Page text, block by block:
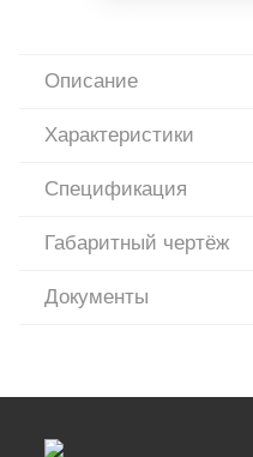
Описание
Характеристики
Спецификация
Габаритный чертёж
Документы